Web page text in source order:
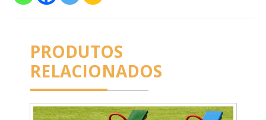
PRODUTOS
RELACIONADOS